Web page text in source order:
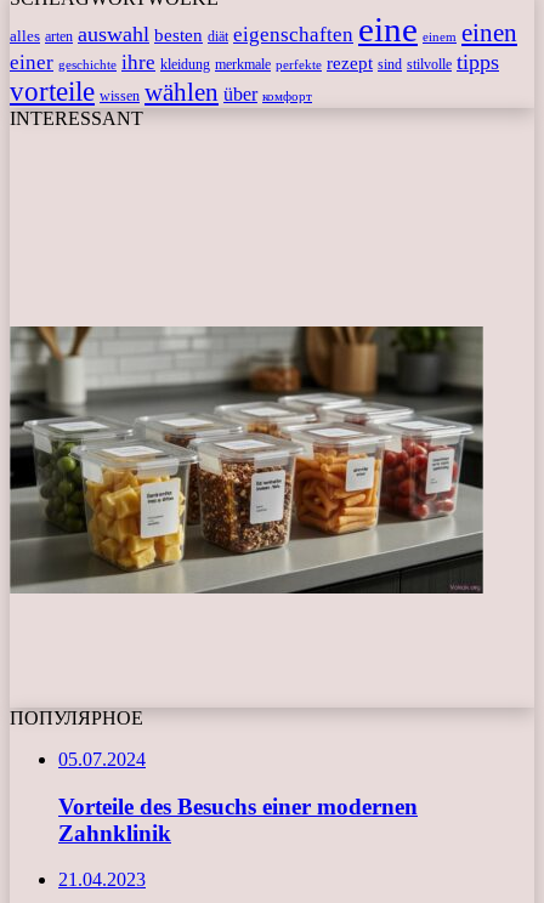
alles arten auswahl besten diät eigenschaften eine einem einen
einer geschichte ihre kleidung merkmale perfekte rezept sind stilvolle tipps
vorteile wissen wählen über комфорт
INTERESSANT
ПОПУЛЯРНОЕ
05.07.2024
Vorteile des Besuchs einer modernen
Zahnklinik
21.04.2023